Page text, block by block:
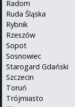
Radom
Ruda Śląska
Rybnik
Rzeszów
Sopot
Sosnowiec
Starogard Gdański
Szczecin
Toruń
Trójmiasto